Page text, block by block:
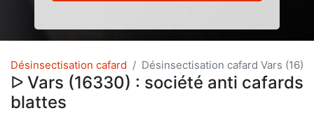
Désinsectisation cafard Désinsectisation cafard Vars (16)
ᐅ Vars (16330) : société anti cafards
blattes